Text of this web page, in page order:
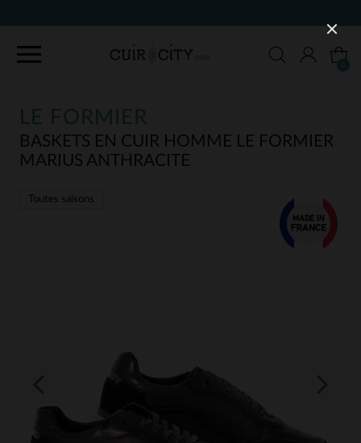
LE FORMIER
BASKETS EN CUIR HOMME LE FORMIER
MARIUS ANTHRACITE
Toutes saisons